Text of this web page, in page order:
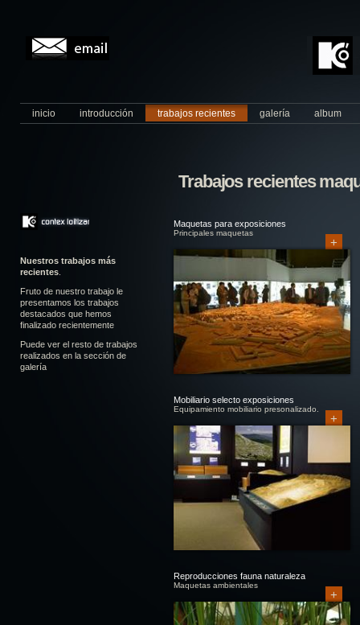
inicio introducción trabajos recientes galería album
Nuestros trabajos más
recientes
Fruto de nuestro trabajo le
presentamos los trabajos
destacados que hemos
finalizado recientemente
Puede ver el resto de trabajos
realizados en la sección de
galería
Trabajos recientes
Maquetas para exposiciones
Principales maquetas
+
Mobiliario selecto exposiciones
Equipamiento mobiliario presonalizado.
+
Reproducciones fauna naturaleza
Maquetas ambientales
+